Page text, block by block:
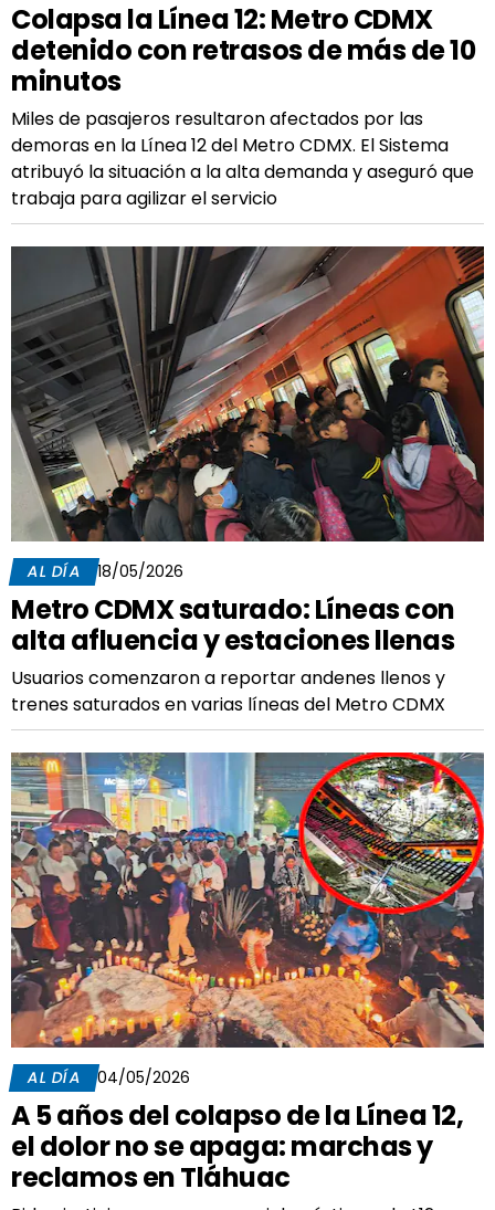
Colapsa la Línea 12: Metro CDMX
detenido con retrasos de más de 10
minutos
Miles de pasajeros resultaron afectados por las
demoras en la Línea 12 del Metro CDMX. El Sistema
atribuyó la situación a la alta demanda y aseguró que
trabaja para agilizar el servicio
AL DÍA 18/05/2026
Metro CDMX saturado: Líneas con
alta afluencia y estaciones llenas
Usuarios comenzaron a reportar andenes llenos y
trenes saturados en varias líneas del Metro CDMX
AL DÍA 04/05/2026
A 5 años del colapso de la Línea 12,
el dolor no se apaga: marchas y
reclamos en Tláhuac